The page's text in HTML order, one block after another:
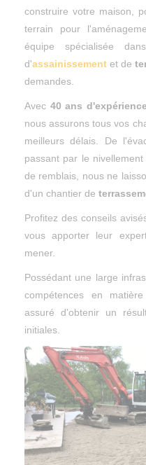
construire votre maison,
terrain pour
équipe spécialisée
d'assainissement et de
demandes.
Avec 40 ans d'expérience
nous assurons tous vos
meilleurs délais. De
passant par le
de remblais, nous ne
d'un chantier de
Profitez des conseils
vous apporter leur
mener.
Possédant une large
compétences en
assuré d'obtenir un
initiales.